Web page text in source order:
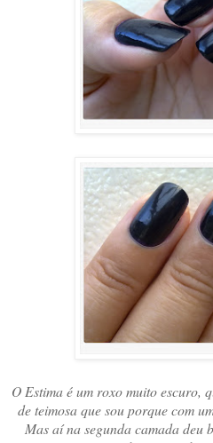
O Estima é um roxo muito escuro,
de teimosa que sou porque com
Mas aí na segunda camada deu